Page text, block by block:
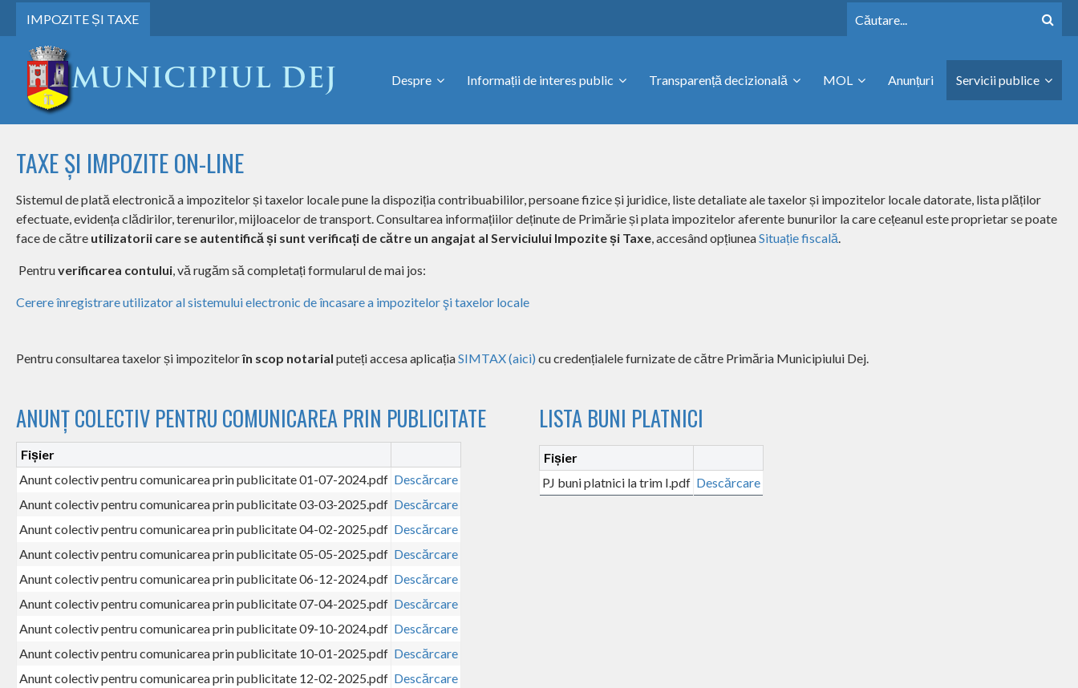
IMPOZITE ȘI TAXE
Despre Informații de interes public Transparență decizională MOL Anunțuri Servicii publice
TAXE ȘI IMPOZITE ON-LINE
Sistemul de plată electronică a impozitelor și taxelor locale pune la dispoziția contribuabililor, persoane fizice și juridice, liste detaliate ale taxelor și impozitelor locale datorate, lista plăților
efectuate, evidența clădirilor, terenurilor, mijloacelor de transport. Consultarea informațiilor deținute de Primărie și plata impozitelor aferente bunurilor la care cețeanul este proprietar se poate
face de către utilizatorii care se autentifică și sunt verificați de către un angajat al Serviciului Impozite și Taxe , accesând opțiuneaSituație fiscală
Pentruverificarea contului , vă rugăm să completați formularul de mai jos:
Cerere înregistrare utilizator al sistemului electronic de încasare a impozitelor şi taxelor locale
Pentru consultarea taxelor și impozitelorîn scop notarial puteți accesa aplicațiaSIMTAX (aici) cu credențialele furnizate de către Primăria Municipiului Dej.
ANUNȚ COLECTIV PENTRU COMUNICAREA PRIN PUBLICITATE
Fișier
Anunt colectiv pentru comunicarea prin publicitate 01-07-2024.pdf Descărcare
Anunt colectiv pentru comunicarea prin publicitate 03-03-2025.pdf Descărcare
Anunt colectiv pentru comunicarea prin publicitate 04-02-2025.pdf Descărcare
Anunt colectiv pentru comunicarea prin publicitate 05-05-2025.pdf Descărcare
Anunt colectiv pentru comunicarea prin publicitate 06-12-2024.pdf Descărcare
Anunt colectiv pentru comunicarea prin publicitate 07-04-2025.pdf Descărcare
Anunt colectiv pentru comunicarea prin publicitate 09-10-2024.pdf Descărcare
Anunt colectiv pentru comunicarea prin publicitate 10-01-2025.pdf Descărcare
Anunt colectiv pentru comunicarea prin publicitate 12-02-2025.pdf Descărcare
LISTA BUNI PLATNICI
Fișier
PJ buni platnici la trim I.pdf Descărcare